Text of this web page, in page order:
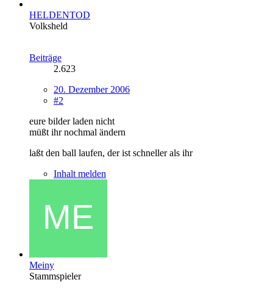
HELDENTOD
Volksheld
Beiträge
2.623
20. Dezember 2006
#2
eure bilder laden nicht
müßt ihr nochmal ändern
laßt den ball laufen, der ist schneller als ihr
Inhalt melden
Meiny
Stammspieler